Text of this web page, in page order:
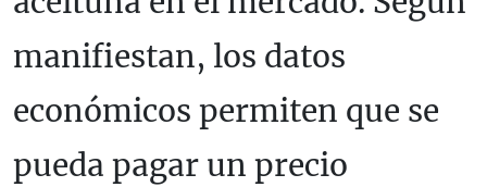
manifiestan, los datos
económicos permiten que se
pueda pagar un precio